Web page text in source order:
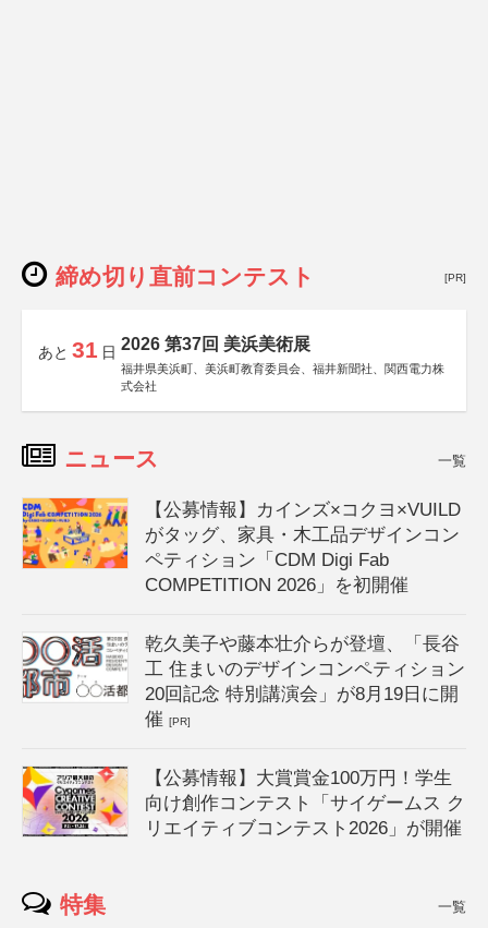
締め切り直前コンテスト [PR]
あと 31 日 2026 第37回 美浜美術展
福井県美浜町、美浜町教育委員会、福井新聞社、関西電力株
式会社
ニュース 一覧
【公募情報】カインズ×コクヨ×VUILD
がタッグ、家具・木工品デザインコン
ペティション「CDM Digi Fab
COMPETITION 2026」を初開催
乾久美子や藤本壮介らが登壇、「長谷
工 住まいのデザインコンペティション
20回記念 特別講演会」が8月19日に開
催[PR]
【公募情報】大賞賞金100万円！学生
向け創作コンテスト「サイゲームス ク
リエイティブコンテスト2026」が開催
特集 一覧